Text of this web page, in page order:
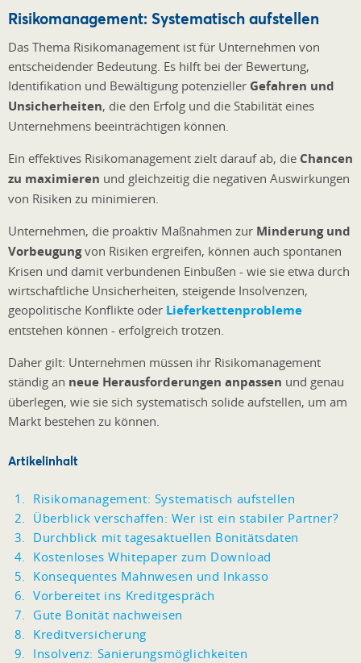
Risikomanagement: Systematisch aufstellen
Das Thema Risikomanagement ist für Unternehmen von
entscheidender Bedeutung. Es hilft bei der Bewertung,
Identifikation und Bewältigung potenzieller Gefahren und
Unsicherheiten, die den Erfolg und die Stabilität eines
Unternehmens beeinträchtigen können.
Ein effektives Risikomanagement zielt darauf ab, die Chancen
zu maximieren und gleichzeitig die negativen Auswirkungen
von Risiken zu minimieren.
Unternehmen, die proaktiv Maßnahmen zur Minderung und
Vorbeugungvon Risiken ergreifen, können auch spontanen
Krisen und damit verbundenen Einbußen - wie sie etwa durch
wirtschaftliche Unsicherheiten, steigende Insolvenzen,
geopolitische Konflikte oder Lieferkettenprobleme
entstehen können - erfolgreich trotzen.
Daher gilt: Unternehmen müssen ihr Risikomanagement
ständig an neue Herausforderungen anpassen und genau
überlegen, wie sie sich systematisch solide aufstellen, um am
Markt bestehen zu können.
Artikelinhalt
Risikomanagement: Systematisch aufstellen
Überblick verschaffen: Wer ist ein stabiler Partner?
Durchblick mit tagesaktuellen Bonitätsdaten
Kostenloses Whitepaper zum Download
Konsequentes Mahnwesen und Inkasso
Vorbereitet ins Kreditgespräch
Gute Bonität nachweisen
Kreditversicherung
Insolvenz: Sanierungsmöglichkeiten